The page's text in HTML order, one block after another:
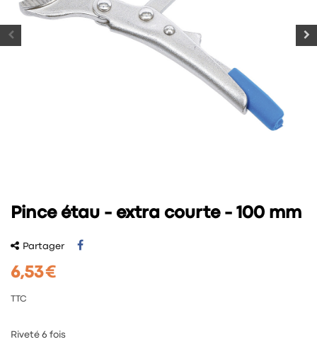
Pince étau - extra courte - 100 mm
Partager
6,53 €
TTC
Riveté 6 fois